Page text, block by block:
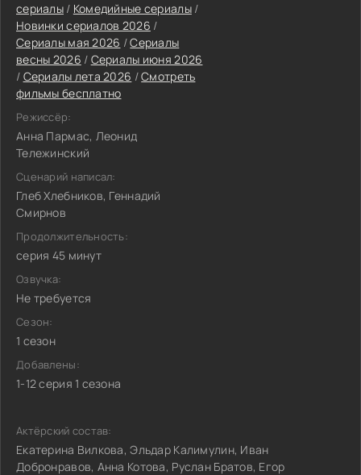
сериалы/ Комедийные сериалы/
Новинки сериалов 2026 /
Сериалы мая 2026 /Сериалы
весны 2026 / Сериалы июня 2026
/ Сериалы лета 2026 /Смотреть
фильмы бесплатно
Режиссёр:
Анна Пармас, Леонид
Тележинский
Сценарий написал:
Глеб Хлебников, Геннадий
Смирнов
Продолжительность:
серия 45 минут
Озвучка:
Не требуется
Сезон:
1 сезон
Добавлены:
1-12 серия 1 сезона
Актёрский состав:
Екатерина Вилкова, Эльдар Калимулин, Иван
Добронравов, Анна Котова, Руслан Братов, Егор